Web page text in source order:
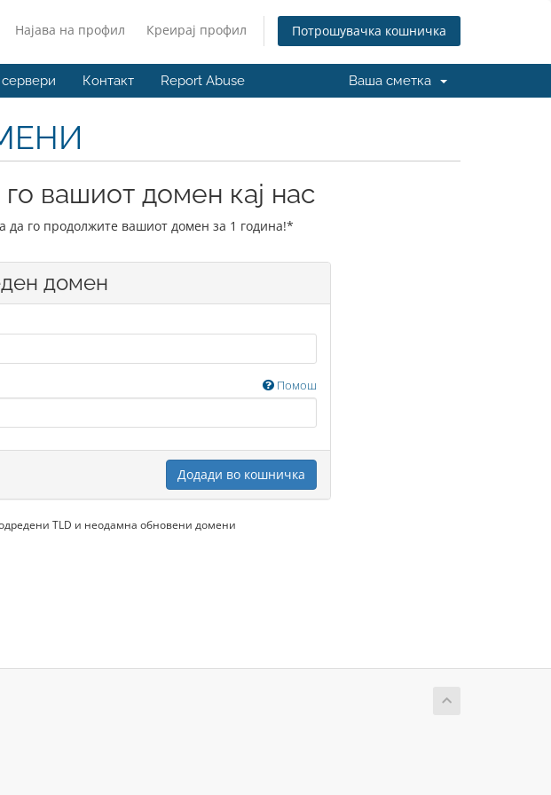
Најава на профил Креирај профил Потрошувачка кошничка
Контакт Report Abuse Ваша сметка
вашиот домен кај нас
да го продолжите вашиот домен за 1 година!*
домен
Помош
Додади во кошничка
TLD и неодамна обновени домени